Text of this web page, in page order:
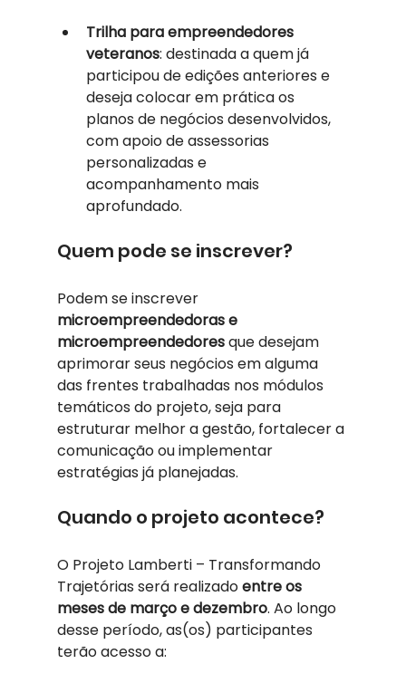
Trilha para empreendedores
veteranos: destinada a quem já
participou de edições anteriores e
deseja colocar em prática os
planos de negócios desenvolvidos,
com apoio de assessorias
personalizadas e
acompanhamento mais
aprofundado.
Quem pode se inscrever?
Podem se inscrever
microempreendedoras e
microempreendedores que desejam
aprimorar seus negócios em alguma
das frentes trabalhadas nos módulos
temáticos do projeto, seja para
estruturar melhor a gestão, fortalecer a
comunicação ou implementar
estratégias já planejadas.
Quando o projeto acontece?
O Projeto Lamberti – Transformando
Trajetórias será realizado entre os
meses de março e dezembro. Ao longo
desse período, as(os) participantes
terão acesso a: